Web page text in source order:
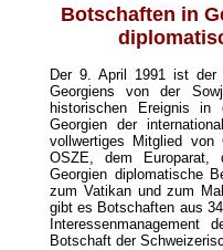
Botschaften in
Der 9. April 1991 ist der
Georgiens von der
historischen Ereignis
Georgien der
vollwertiges Mitglied von
OSZE, dem Europarat,
Georgien diplomatische
zum Vatikan und zum
gibt es Botschaften aus
Interessenmanagement
Botschaft der